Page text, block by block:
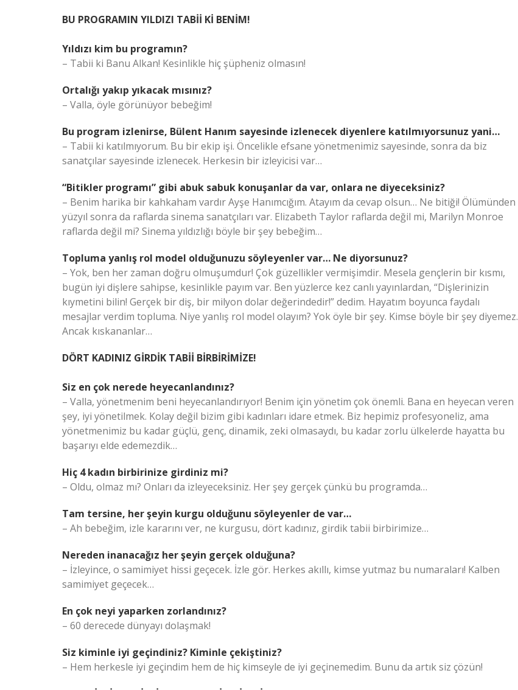
BU PROGRAMIN YILDIZI TABİİ Kİ BENİM!
Yıldızı kim bu programın?
– Tabii ki Banu Alkan! Kesinlikle hiç şüpheniz olmasın!
Ortalığı yakıp yıkacak mısınız?
– Valla, öyle görünüyor bebeğim!
Bu program izlenirse, Bülent Hanım sayesinde izlenecek diyenlere katılmıyorsunuz yani…
– Tabii ki katılmıyorum. Bu bir ekip işi. Öncelikle efsane yönetmenimiz sayesinde, sonra da biz
sanatçılar sayesinde izlenecek. Herkesin bir izleyicisi var…
“Bitikler programı” gibi abuk sabuk konuşanlar da var, onlara ne diyeceksiniz?
– Benim harika bir kahkaham vardır Ayşe Hanımcığım. Atayım da cevap olsun… Ne bitiği! Ölümünden
yüzyıl sonra da raflarda sinema sanatçıları var. Elizabeth Taylor raflarda değil mi, Marilyn Monroe
raflarda değil mi? Sinema yıldızlığı böyle bir şey bebeğim…
Topluma yanlış rol model olduğunuzu söyleyenler var… Ne diyorsunuz?
– Yok, ben her zaman doğru olmuşumdur! Çok güzellikler vermişimdir. Mesela gençlerin bir kısmı,
bugün iyi dişlere sahipse, kesinlikle payım var. Ben yüzlerce kez canlı yayınlardan, “Dişlerinizin
kıymetini bilin! Gerçek bir diş, bir milyon dolar değerindedir!” dedim. Hayatım boyunca faydalı
mesajlar verdim topluma. Niye yanlış rol model olayım? Yok öyle bir şey. Kimse böyle bir şey diyemez.
Ancak kıskananlar…
DÖRT KADINIZ GİRDİK TABİİ BİRBİRİMİZE!
Siz en çok nerede heyecanlandınız?
– Valla, yönetmenim beni heyecanlandırıyor! Benim için yönetim çok önemli. Bana en heyecan veren
şey, iyi yönetilmek. Kolay değil bizim gibi kadınları idare etmek. Biz hepimiz profesyoneliz, ama
yönetmenimiz bu kadar güçlü, genç, dinamik, zeki olmasaydı, bu kadar zorlu ülkelerde hayatta bu
başarıyı elde edemezdik…
Hiç 4 kadın birbirinize girdiniz mi?
– Oldu, olmaz mı? Onları da izleyeceksiniz. Her şey gerçek çünkü bu programda…
Tam tersine, her şeyin kurgu olduğunu söyleyenler de var…
– Ah bebeğim, izle kararını ver, ne kurgusu, dört kadınız, girdik tabii birbirimize…
Nereden inanacağız her şeyin gerçek olduğuna?
– İzleyince, o samimiyet hissi geçecek. İzle gör. Herkes akıllı, kimse yutmaz bu numaraları! Kalben
samimiyet geçecek…
En çok neyi yaparken zorlandınız?
– 60 derecede dünyayı dolaşmak!
Siz kiminle iyi geçindiniz? Kiminle çekiştiniz?
– Hem herkesle iyi geçindim hem de hiç kimseyle de iyi geçinemedim. Bunu da artık siz çözün!